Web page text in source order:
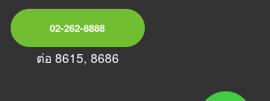
02-262-8888
ต่อ 8615, 8686